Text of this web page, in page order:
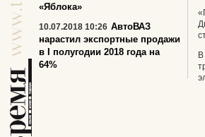
«Яблока»
10.07.2018 10:26 АвтоВАЗ
нарастил экспортные продажи
в I полугодии 2018 года на
64%